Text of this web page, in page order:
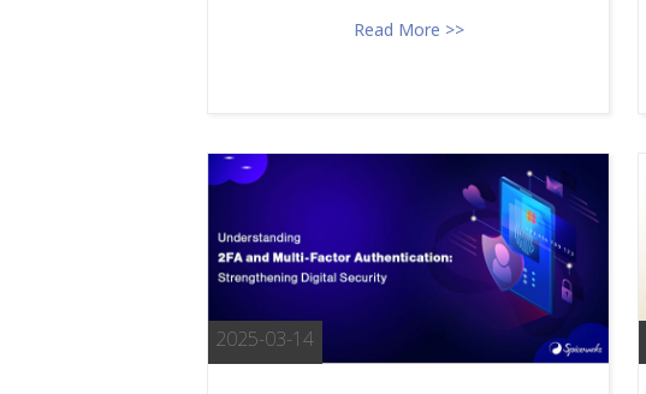
Read More >>
2025-03-14